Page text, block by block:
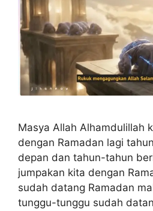
Masya Allah Alhamdulillah
dengan Ramadan lagi
depan dan tahun-tahun
jumpakan kita dengan
sudah datang Ramadan
tunggu-tunggu sudah